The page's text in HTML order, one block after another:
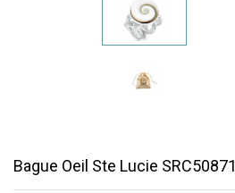
Bague Oeil Ste Lucie SRC50871